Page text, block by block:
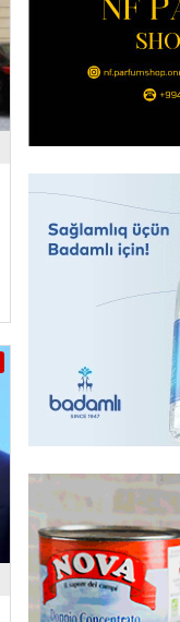
Prezident Əliyev 2
- 14:30
imiş
06.08.2026- 14:15
MANŞET
Sarkisyanın
İtaliyada zibil
avroluq lotereya
axtarışdan sonra
06.08.2026- 13:45
Tərtərdə FACİƏ –
ÖLDÜ
06.08.2026- 13:30